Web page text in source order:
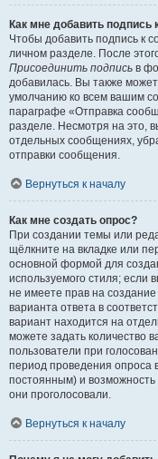
Как мне добавить
Чтобы добавить подпись к
личном разделе. После
Присоединить подпись в
добавилась. Вы также
умолчанию ко всем вашим
параграфе «Отправка
разделе. Несмотря на это,
отдельных сообщениях,
отправки сообщения.
Вернуться к началу
Как мне создать опрос?
При создании темы или
щёлкните на вкладке или
основной формой для
используемого стиля; если
не имеете прав на
варианта ответа в
вариант находится на
можете задать количество
пользователи при
период проведения опроса
постоянным) и возможность
они проголосовали.
Вернуться к началу